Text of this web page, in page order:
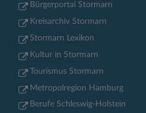
Bürgerportal Stormarn
Kreisarchiv Stormarn
Stormarn Lexikon
Kultur in Stormarn
Tourismus Stormarn
Metropolregion Hamburg
Berufe Schleswig-Holstein